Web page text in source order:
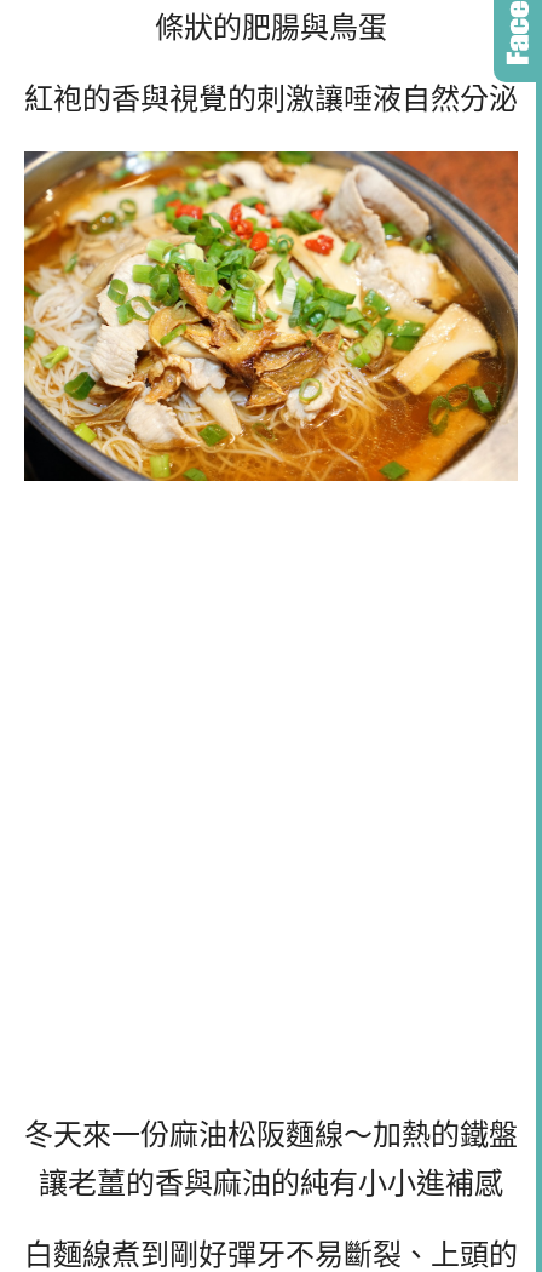
條狀的肥腸與鳥蛋
紅袍的香與視覺的刺激讓唾液自然分泌
冬天來一份麻油松阪麵線～加熱的鐵盤
讓老薑的香與麻油的純有小小進補感
白麵線煮到剛好彈牙不易斷裂、上頭的